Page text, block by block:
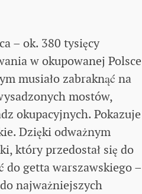
– ok. 380 tysięcy
w okupowanej Polsce
musiało zabraknąć na
mostów,
okupacyjnych. Pokazuje
Dzięki odważnym
który przedostał się do
do getta warszawskiego –
najważniejszych